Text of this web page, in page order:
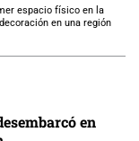
espacio físico en la
en una región
en